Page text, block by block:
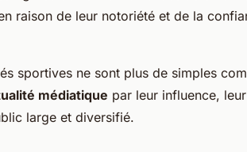
raison de leur notoriété et de la
sportives ne sont plus de simples
médiatique par leur influence,
large et diversifié.